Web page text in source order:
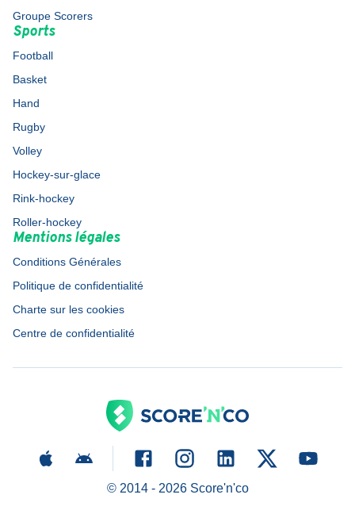
Groupe Scorers
Sports
Football
Basket
Hand
Rugby
Volley
Hockey-sur-glace
Rink-hockey
Roller-hockey
Mentions légales
Conditions Générales
Politique de confidentialité
Charte sur les cookies
Centre de confidentialité
© 2014 - 2026Score'n'co